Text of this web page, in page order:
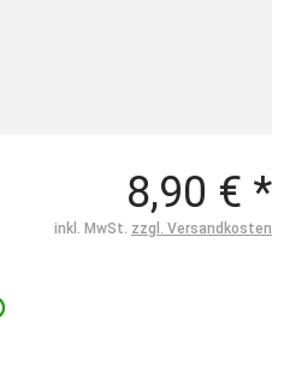
8,90 € *
inkl. MwSt. zzgl. Versandkosten